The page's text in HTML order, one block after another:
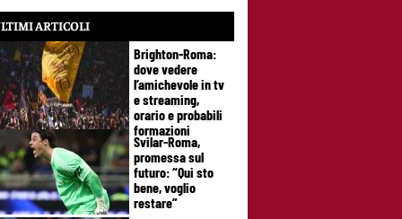
ARTICOLI
Brighton-Roma:
dove vedere
l’amichevole in tv
e streaming,
orario e probabili
formazioni
Svilar-Roma,
promessa sul
futuro: “Qui sto
bene, voglio
restare”